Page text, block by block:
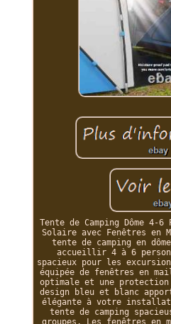
Tente de Camping Dôme 4-6
Solaire avec Fenêtres en
tente de camping en
accueillir 4 à 6
spacieux pour les
équipée de fenêtres en
optimale et une
design bleu et blanc
élégante à votre
tente de camping
groupes. Les fenêtres en